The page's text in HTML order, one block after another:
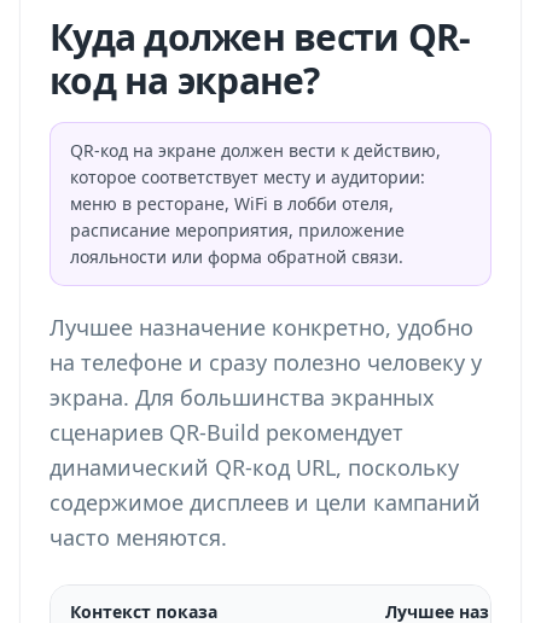
Куда должен вести QR-
код на экране?
QR-код на экране должен вести к действию,
которое соответствует месту и аудитории:
меню в ресторане, WiFi в лобби отеля,
расписание мероприятия, приложение
лояльности или форма обратной связи.
Лучшее назначение конкретно, удобно
на телефоне и сразу полезно человеку у
экрана. Для большинства экранных
сценариев QR-Build рекомендует
динамический QR-код URL, поскольку
содержимое дисплеев и цели кампаний
часто меняются.
Контекст показа Лучшее